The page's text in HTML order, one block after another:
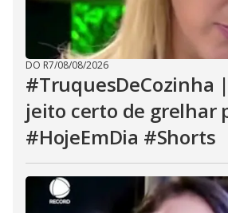
DO R7/08/08/2026
#TruquesDeCozinha
jeito certo de grelhar
#HojeEmDia #Shorts